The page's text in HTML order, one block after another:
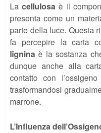
Lacellulosa è il
presenta come un
parte della luce. Questa
fa percepire la carta
lignina è la sostanza
dunque anche alla
contatto con
trasformandosi
marrone.
L’Influenza